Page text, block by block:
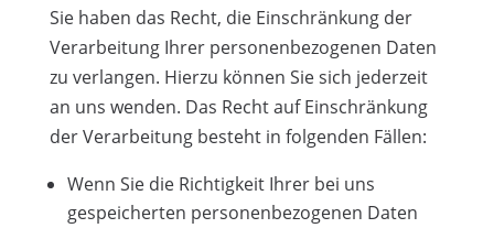
Sie haben das Recht, die Einschränkung der
Verarbeitung Ihrer personenbezogenen Daten
zu verlangen. Hierzu können Sie sich jederzeit
an uns wenden. Das Recht auf Einschränkung
der Verarbeitung besteht in folgenden Fällen:
Wenn Sie die Richtigkeit Ihrer bei uns
gespeicherten personenbezogenen Daten